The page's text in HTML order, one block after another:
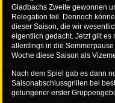
Gladbachs Zweite gewonnen
Relegation teil. Dennoch
dieser Saison, die wir
eigentlich gedacht. Jetzt gilt
allerdings in die
Woche diese Saison als
Nach dem Spiel gab es dann
Saisonabschlussgrillen bei
gelungener erster